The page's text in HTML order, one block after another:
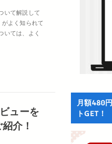
いて解説して
よく知られて
いては、よく
ューを
介！
月額480
トGET！